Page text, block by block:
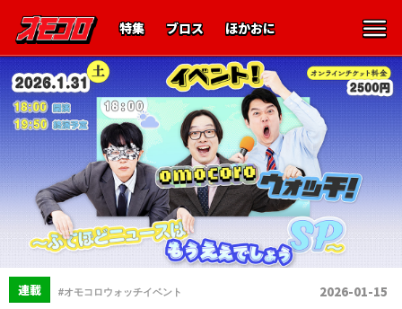
特集 ブロス ほかおに
連載 #オモコロウォッチイベント 2026-01-15